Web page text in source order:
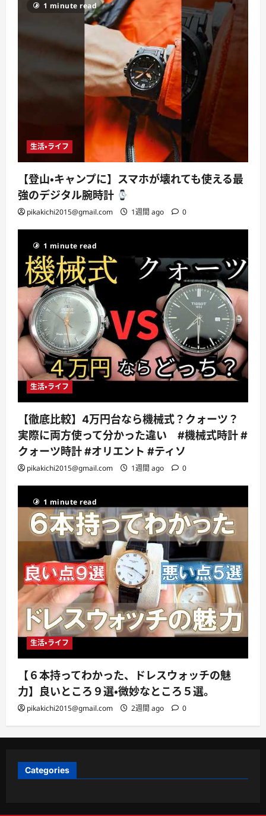
1 minute read
生活・ライフ
【登山・キャンプに】スマホが壊れても使える最
強のデジタル腕時計
pikakichi2015@gmail.com 1週間 ago 0
1 minute read
生活・ライフ
【徹底比較】4万円台なら機械式？クォーツ？
実際に両方使って分かった違い #機械式時計 #
クォーツ時計 #オリエント #ティソ
pikakichi2015@gmail.com 1週間 ago 0
1 minute read
生活・ライフ
【６本持ってわかった、ドレスウォッチの魅
力】良いところ９選・微妙なところ５選。
pikakichi2015@gmail.com 2週間 ago 0
Categories